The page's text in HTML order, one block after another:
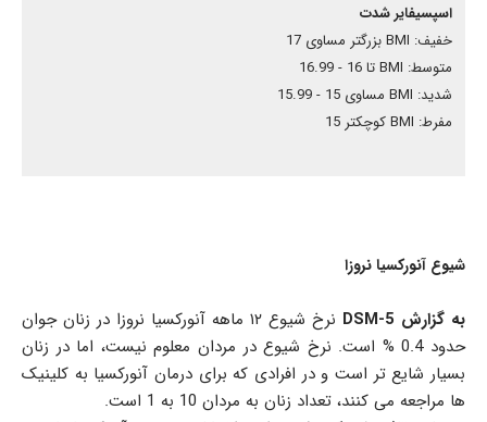
اسپسیفایر شدت
خفیف: BMI بزرگتر مساوی 17
متوسط: BMI تا 16 - 16.99
شدید: BMI مساوی 15 - 15.99
مفرط: BMI کوچکتر 15
شیوع آنورکسیا نروزا
به گزارش 5-DSM
نرخ شیوع ۱۲ ماهه آنورکسیا نروزا در زنان جوان
حدود 0.4 % است. نرخ شیوع در مردان معلوم نیست، اما در زنان
بسیار شایع تر است و در افرادی که برای درمان آنورکسیا به کلینیک
ها مراجعه می کنند، تعداد زنان به مردان 10 به 1 است.